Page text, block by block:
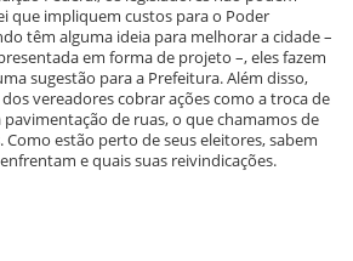
que impliquem custos para o Poder
têm alguma ideia para melhorar a cidade –
em forma de projeto –, eles fazem
sugestão para a Prefeitura. Além disso,
vereadores cobrar ações como a troca de
de ruas, o que chamamos de
estão perto de seus eleitores, sabem
e quais suas reivindicações.